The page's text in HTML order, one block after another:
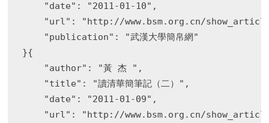
    "date": "2011-01-10",
"url": "http://www.bsm.org.cn/
    "publication": "武漢大學簡帛網"
}{
    "author": "黃 杰 ",
    "title": "讀清華簡筆記（二）",
    "date": "2011-01-09",
"url": "http://www.bsm.org.cn/